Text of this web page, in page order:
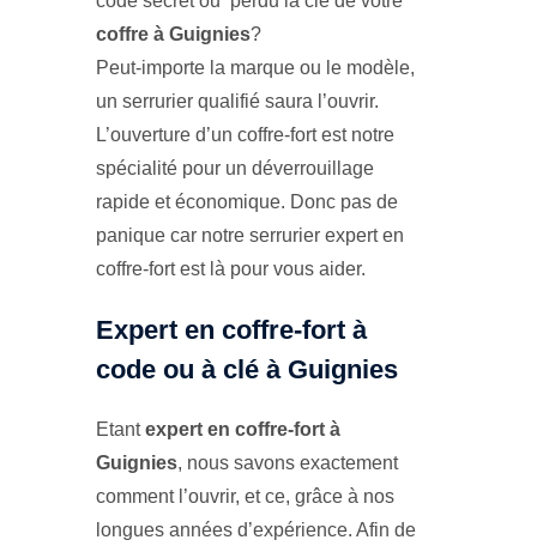
coffre à Guignies?
Peut-importe la marque ou le modèle,
un serrurier qualifié saura l’ouvrir.
L’ouverture d’un coffre-fort est notre
spécialité pour un déverrouillage
rapide et économique. Donc pas de
panique car notre serrurier expert en
coffre-fort est là pour vous aider.
Expert en coffre-fort à
code ou à clé à Guignies
Etantexpert en coffre-fort à
Guignies, nous savons exactement
comment l’ouvrir, et ce, grâce à nos
longues années d’expérience. Afin de